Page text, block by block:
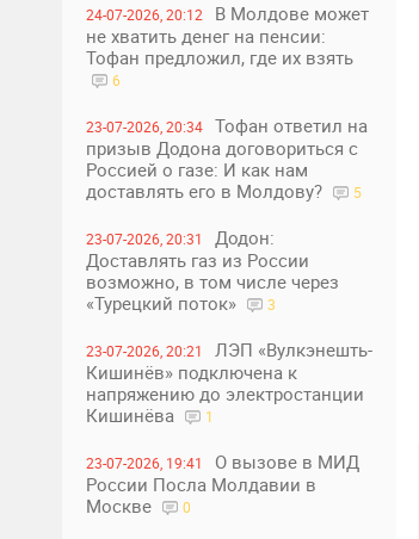
24-07-2026, 20:12
В Молдове может
не хватить денег на пенсии:
Тофан предложил, где их взять
6
23-07-2026, 20:34
Тофан ответил на
призыв Додона договориться с
Россией о газе: И как нам
доставлять его в Молдову?
5
23-07-2026, 20:31
Додон:
Доставлять газ из России
возможно, в том числе через
«Турецкий поток»
3
23-07-2026, 20:21
ЛЭП «Вулкэнешть-
Кишинёв» подключена к
напряжению до электростанции
Кишинёва
1
23-07-2026, 19:41
О вызове в МИД
России Посла Молдавии в
Москве
0